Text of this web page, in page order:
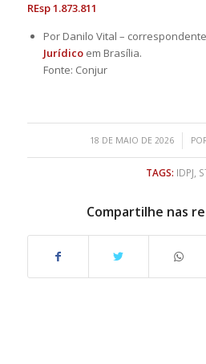
REsp 1.873.811
Por Danilo Vital –
Jurídicoem Brasília.
Fonte: Conjur
18 DE MAIO DE 2026
/
TAGS: IDPJ
Compartilhe nas